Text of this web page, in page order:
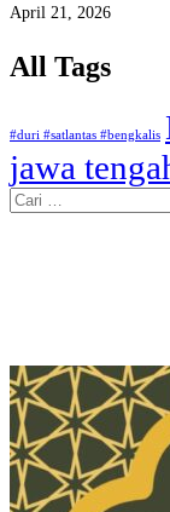
April 21, 2026
All Tags
#duri #satlantas #bengkalis
jawa
Cari
untuk: